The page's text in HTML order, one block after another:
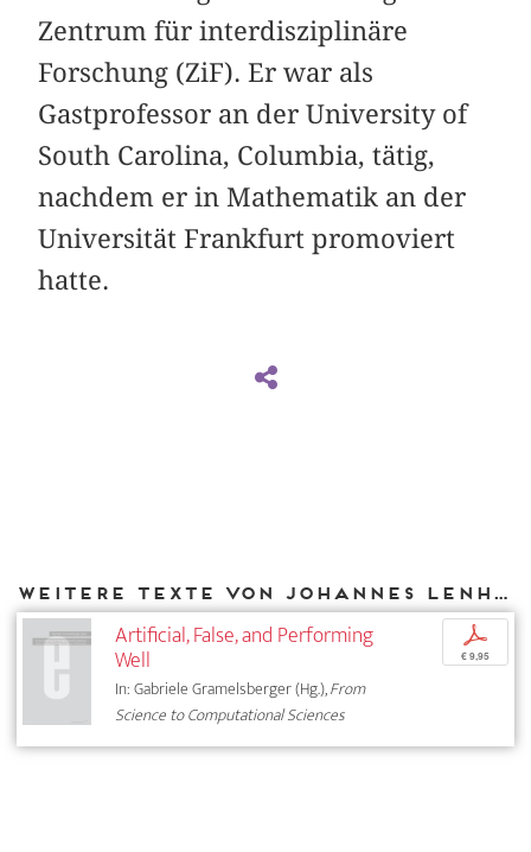
Zentrum für interdisziplinäre
Forschung (ZiF). Er war als
Gastprofessor an der University of
South Carolina, Columbia, tätig,
nachdem er in Mathematik an der
Universität Frankfurt promoviert
hatte.
Weitere Texte von Johannes Lenhard bei DIAPHANES
Artificial, False, and Performing
Well
In: Gabriele Gramelsberger (Hg.),From
Science to Computational Sciences
p
€ 9,95